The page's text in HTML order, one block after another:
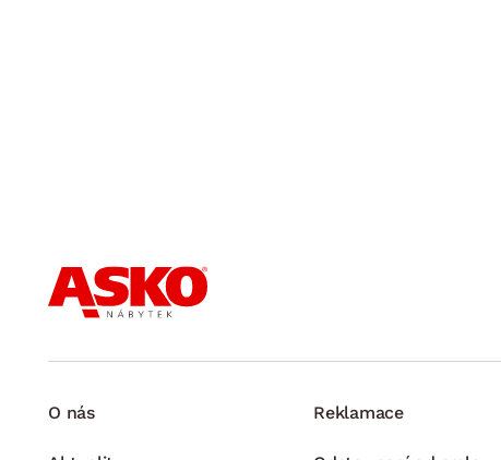
O nás Reklamace